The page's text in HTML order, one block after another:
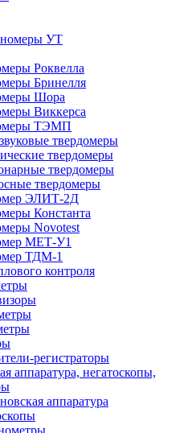
УТ
Роквелла
Бринелля
Шора
Виккерса
ТЭМП
твердомеры
твердомеры
твердомеры
твердомеры
ЭЛИТ-2Д
Константа
Novotest
МЕТ-У1
ТДМ-1
контроля
регистраторы
аппаратура, негатоскопы,
аппаратура